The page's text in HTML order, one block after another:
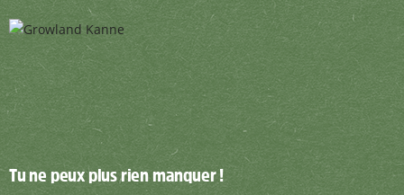
Tu ne peux plus rien manquer !
Tu ne peux plus rien manquer !